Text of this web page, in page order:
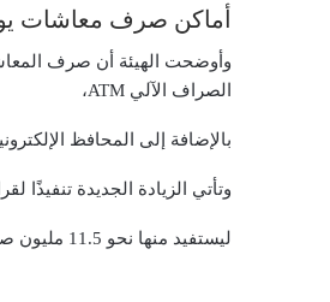
أماكن صرف معاشات يوليو
وأوضحت الهيئة أن صرف
الصراف الآلي ATM،
بالإضافة إلى المحافظ
وتأتي الزيادة الجديدة تنفيذًا لقرار
ليستفيد منها نحو 11.5 مليون صاحب معاش ومستفيد.